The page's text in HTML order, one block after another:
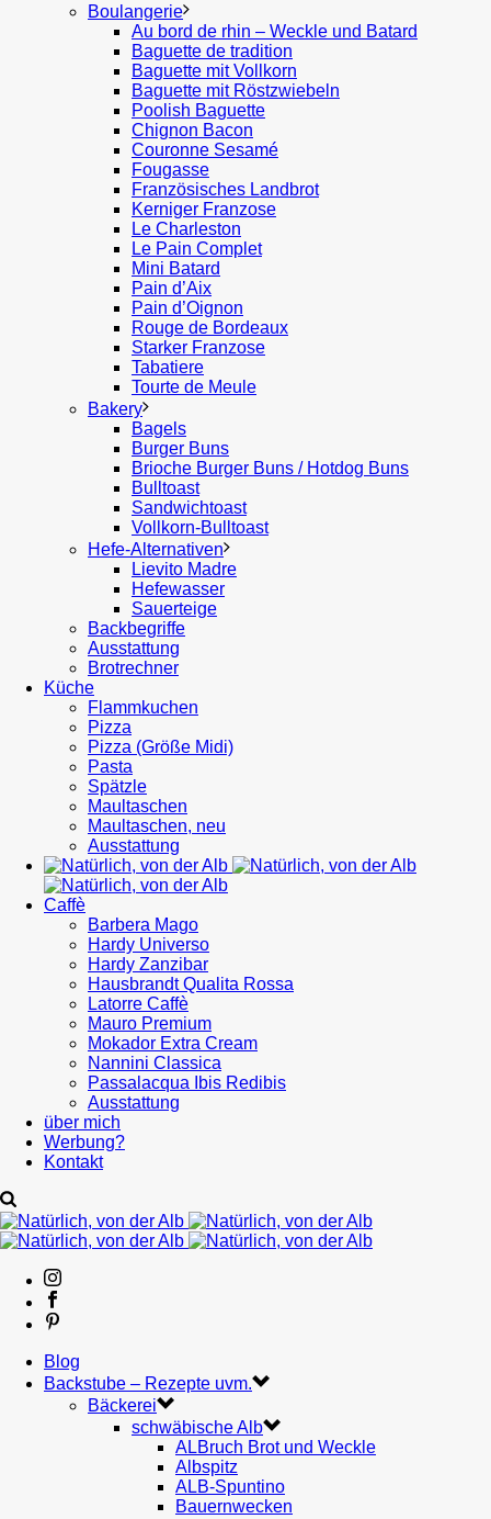
Boulangerie
Au bord de rhin – Weckle und Batard
Baguette de tradition
Baguette mit Vollkorn
Baguette mit Röstzwiebeln
Poolish Baguette
Chignon Bacon
Couronne Sesamé
Fougasse
Französisches Landbrot
Kerniger Franzose
Le Charleston
Le Pain Complet
Mini Batard
Pain d’Aix
Pain d’Oignon
Rouge de Bordeaux
Starker Franzose
Tabatiere
Tourte de Meule
Bakery
Bagels
Burger Buns
Brioche Burger Buns / Hotdog Buns
Bulltoast
Sandwichtoast
Vollkorn-Bulltoast
Hefe-Alternativen
Lievito Madre
Hefewasser
Sauerteige
Backbegriffe
Ausstattung
Brotrechner
Küche
Flammkuchen
Pizza
Pizza (Größe Midi)
Pasta
Spätzle
Maultaschen
Maultaschen, neu
Ausstattung
Caffè
Barbera Mago
Hardy Universo
Hardy Zanzibar
Hausbrandt Qualita Rossa
Latorre Caffè
Mauro Premium
Mokador Extra Cream
Nannini Classica
Passalacqua Ibis Redibis
Ausstattung
über mich
Werbung?
Kontakt
Blog
Backstube – Rezepte uvm.
Bäckerei
schwäbische Alb
ALBruch Brot und Weckle
Albspitz
ALB-Spuntino
Bauernwecken